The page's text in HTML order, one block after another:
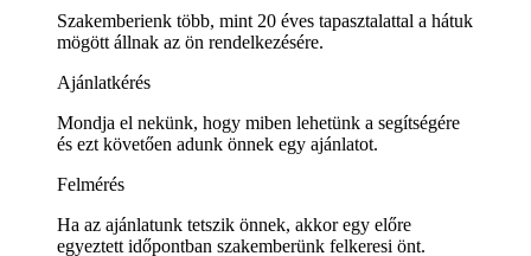
Szakemberienk több, mint 20 éves tapasztalattal a hátuk
mögött állnak az ön rendelkezésére.
Ajánlatkérés
Mondja el nekünk, hogy miben lehetünk a segítségére
és ezt követően adunk önnek egy ajánlatot.
Felmérés
Ha az ajánlatunk tetszik önnek, akkor egy előre
egyeztett időpontban szakemberünk felkeresi önt.